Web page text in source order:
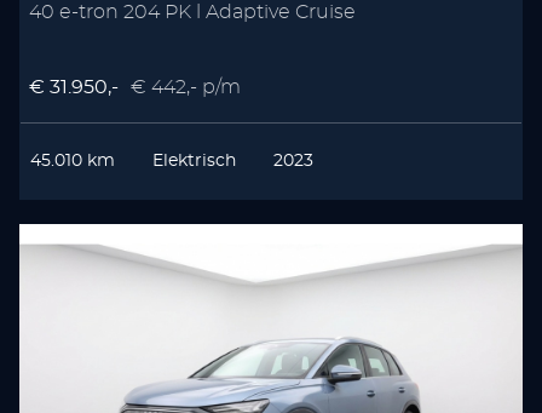
40 e-tron 204 PK l Adaptive Cruise
€ 31.950,- € 442,- p/m
45.010 km Elektrisch 2023